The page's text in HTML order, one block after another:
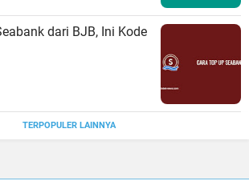
dari BJB, Ini Kode
TERPOPULER LAINNYA